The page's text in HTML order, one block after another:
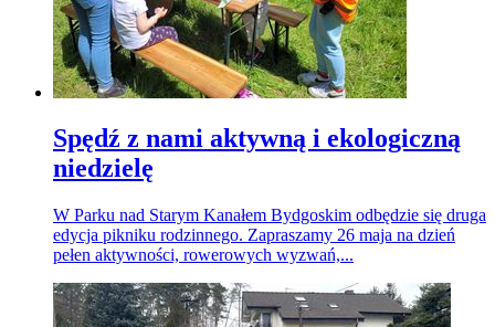
Spędź z nami aktywną i ekologiczną
niedzielę
W Parku nad Starym Kanałem Bydgoskim odbędzie się druga
edycja pikniku rodzinnego. Zapraszamy 26 maja na dzień
pełen aktywności, rowerowych wyzwań,...